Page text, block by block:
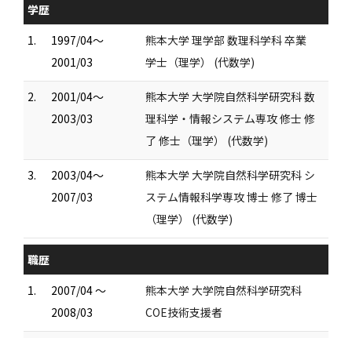
学歴
1.
1997/04～
2001/03
熊本大学 理学部 数理科学科 卒業
学士（理学） (代数学)
2.
2001/04～
2003/03
熊本大学 大学院自然科学研究科 数
理科学・情報システム専攻 修士 修
了 修士（理学） (代数学)
3.
2003/04～
2007/03
熊本大学 大学院自然科学研究科 シ
ステム情報科学専攻 博士 修了 博士
（理学） (代数学)
職歴
1.
2007/04 ～
2008/03
熊本大学 大学院自然科学研究科
COE技術支援者